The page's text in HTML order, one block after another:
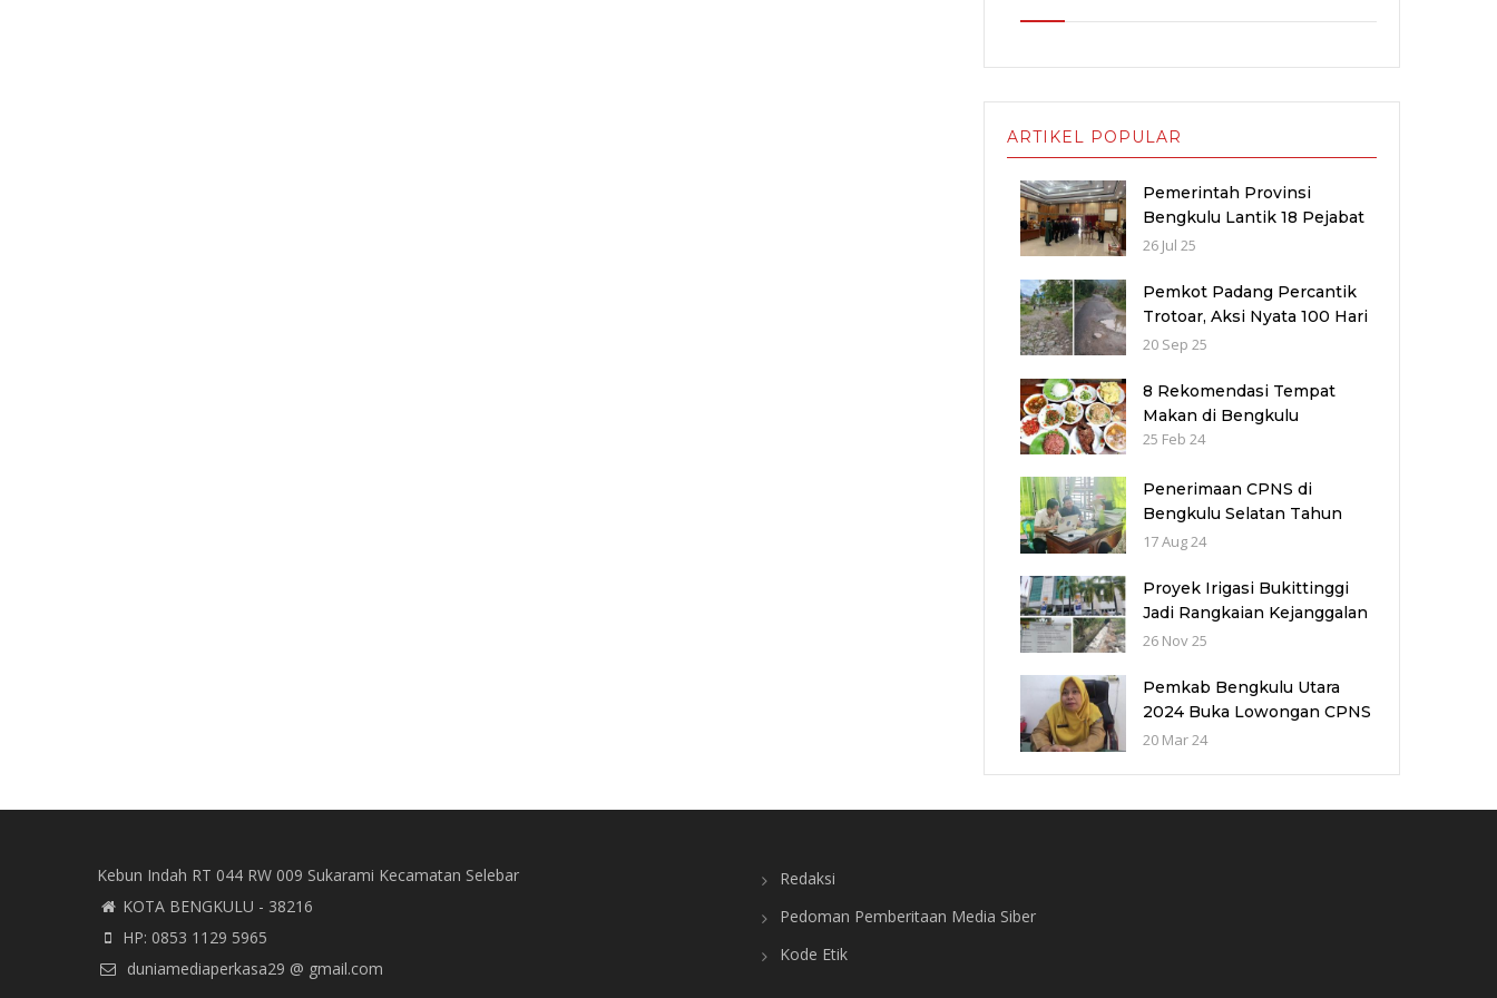
ARTIKEL POPULAR
Pemerintah Provinsi
Bengkulu Lantik 18 Pejabat
Baru untuk Penyegaran
Pelayanan Publik
26 Jul 25
Pemkot Padang Percantik
Trotoar, Aksi Nyata 100 Hari
Kerja Fadly–Maigus Dan
Masyarakat pinggiran Kota
20 Sep 25
8 Rekomendasi Tempat
Makan di Bengkulu
25 Feb 24
Penerimaan CPNS di
Bengkulu Selatan Tahun
2024: Kuota dan Jadwal
17 Aug 24
Proyek Irigasi Bukittinggi
Jadi Rangkaian Kejanggalan
Proyek 56 Miliar di Bawah
provinsi Sumatra Barat
(WBS)
26 Nov 25
Pemkab Bengkulu Utara
2024 Buka Lowongan CPNS
dan PPPK dengan Jumlah
20 Mar 24
Kebun Indah RT 044 RW 009 Sukarami Kecamatan Selebar
KOTA BENGKULU - 38216
HP: 0853 1129 5965
duniamediaperkasa29 @ gmail.com
Redaksi
Pedoman Pemberitaan Media Siber
Kode Etik